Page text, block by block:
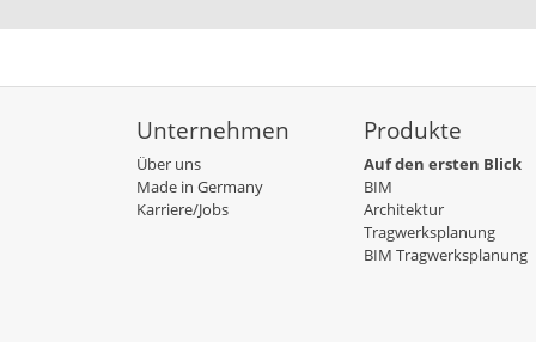
Unternehmen
Über uns
Made in Germany
Karriere/Jobs
Produkte
Auf den ersten Blick
BIM
Architektur
Tragwerksplanung
BIM Tragwerksplanung